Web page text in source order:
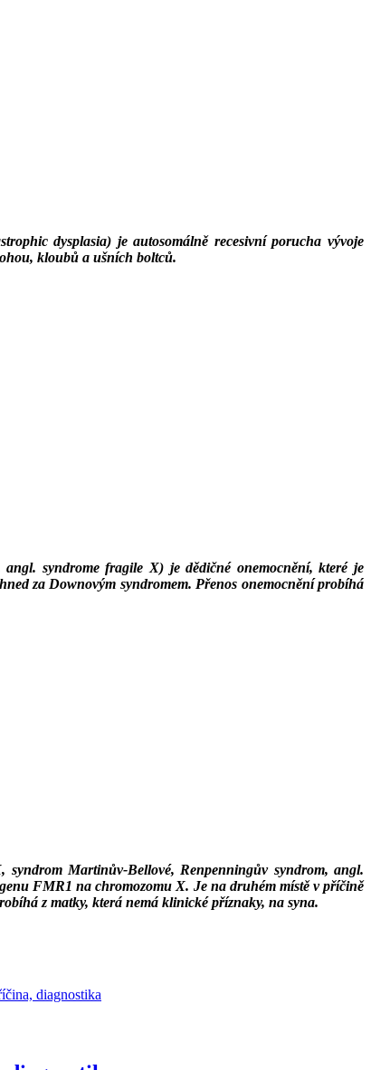
dysplasia) je autosomálně recesivní porucha vývoje
kloubů a ušních boltců.
angl. syndrome fragile X) je dědičné onemocnění, které je
za Downovým syndromem. Přenos onemocnění probíhá
syndrom Martinův-Bellové, Renpenningův syndrom, angl.
FMR1 na chromozomu X. Je na druhém místě v příčině
z matky, která nemá klinické příznaky, na syna.
diagnostika